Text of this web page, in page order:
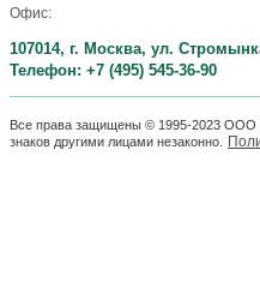
Офис:
107014, г. Москва, ул.
Телефон: +7 (495) 545-36-90
Все права защищены © 1995-2023 ООО
знаков другими лицами незаконно.